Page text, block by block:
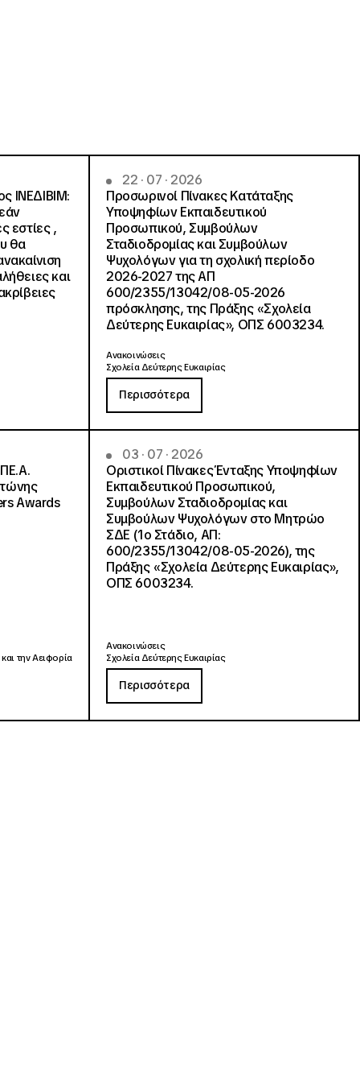
ΙΝΕΔΙΒΙΜ:
εστίες ,
θα
και
22 · 07 · 2026
Προσωρινοί Πίνακες Κατάταξης
Υποψηφίων Εκπαιδευτικού
Προσωπικού, Συμβούλων
Σταδιοδρομίας και Συμβούλων
Ψυχολόγων για τη σχολική περίοδο
2026-2027 της ΑΠ
600/2355/13042/08-05-2026
πρόσκλησης, της Πράξης «Σχολεία
Δεύτερης Ευκαιρίας», ΟΠΣ 6003234.
Ανακοινώσεις
Σχολεία Δεύτερης Ευκαιρίας
Περισσότερα
Awards
την Αειφορία
03 · 07 · 2026
Οριστικοί Πίνακες Ένταξης Υποψηφίων
Εκπαιδευτικού Προσωπικού,
Συμβούλων Σταδιοδρομίας και
Συμβούλων Ψυχολόγων στο Μητρώο
ΣΔΕ (1ο Στάδιο, ΑΠ:
600/2355/13042/08-05-2026), της
Πράξης «Σχολεία Δεύτερης Ευκαιρίας»,
ΟΠΣ 6003234.
Ανακοινώσεις
Σχολεία Δεύτερης Ευκαιρίας
Περισσότερα